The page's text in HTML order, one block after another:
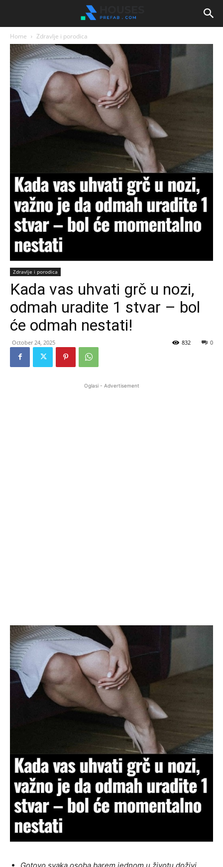
Home Zdravlje i porodica
Zdravlje i porodica
Kada vas uhvati grč u nozi,
odmah uradite 1 stvar – bol
će odmah nestati!
October 24, 2025 0
832
Oglasi - Advertisement